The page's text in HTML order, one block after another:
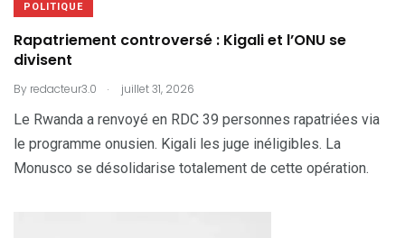
POLITIQUE
Rapatriement controversé : Kigali et l’ONU se
divisent
By redacteur3.0 . juillet 31, 2026
Le Rwanda a renvoyé en RDC 39 personnes rapatriées via
le programme onusien. Kigali les juge inéligibles. La
Monusco se désolidarise totalement de cette opération.